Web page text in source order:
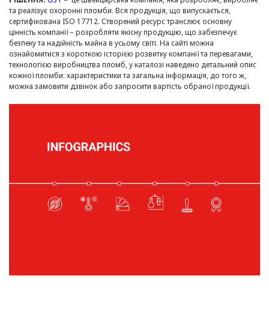
та реалізує охоронні пломби. Вся продукція, що випускається,
сертифікована ISO 17712. Створений ресурс транслює основну
цінність компанії – розробляти якісну продукцію, що забезпечує
безпеку та надійність майна в усьому світі. На сайті можна
ознайомитися з короткою історією розвитку компанії та перевагами,
технологією виробництва пломб, у каталозі наведено детальний опис
кожної пломби: характеристики та загальна інформація, до того ж,
можна замовити дзвінок або запросити вартість обраної продукції.